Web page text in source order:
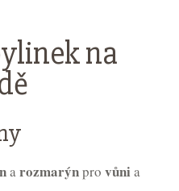
na
arozmarýnpro vůnia